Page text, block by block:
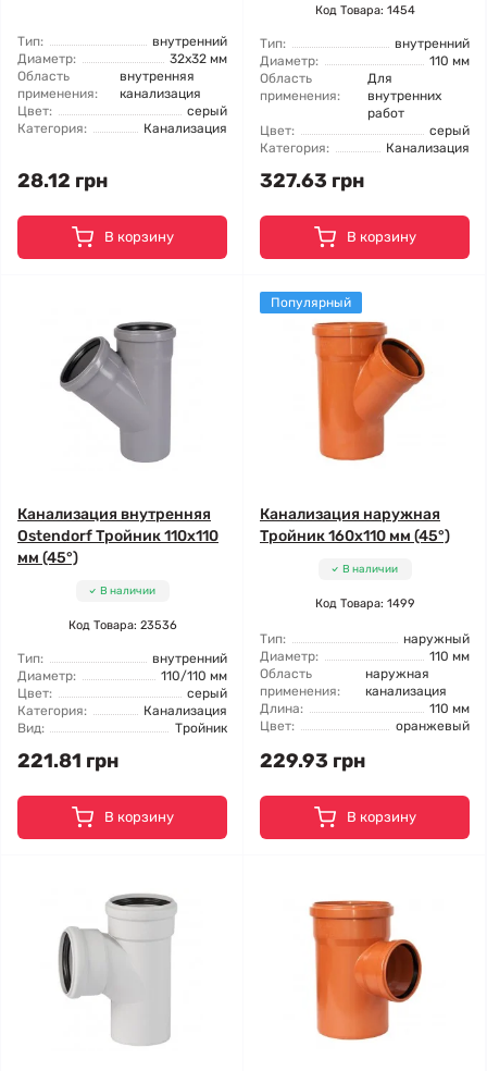
Тип:
внутренний
Диаметр:
32x32 мм
Область
применения:
внутренняя
канализация
Цвет:
серый
Категория:
Канализация
28.12 грн
В корзину
Код Товара: 1454
Тип:
внутренний
Диаметр:
110 мм
Область
применения:
Для
внутренних
работ
Цвет:
серый
Категория:
Канализация
327.63 грн
В корзину
Канализация внутренняя
Ostendorf Тройник 110x110
мм (45°)
В наличии
Код Товара: 23536
Тип:
внутренний
Диаметр:
110/110 мм
Цвет:
серый
Категория:
Канализация
Вид:
Тройник
221.81 грн
В корзину
Популярный
Канализация наружная
Тройник 160x110 мм (45°)
В наличии
Код Товара: 1499
Тип:
наружный
Диаметр:
110 мм
Область
применения:
наружная
канализация
Длина:
110 мм
Цвет:
оранжевый
229.93 грн
В корзину